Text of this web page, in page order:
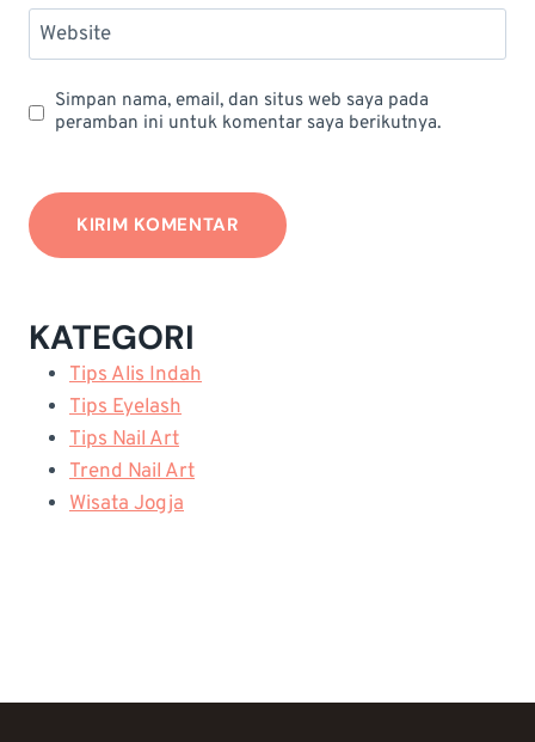
Website
Simpan nama, email, dan situs web saya pada
peramban ini untuk komentar saya berikutnya.
KATEGORI
Tips Alis Indah
Tips Eyelash
Tips Nail Art
Trend Nail Art
Wisata Jogja